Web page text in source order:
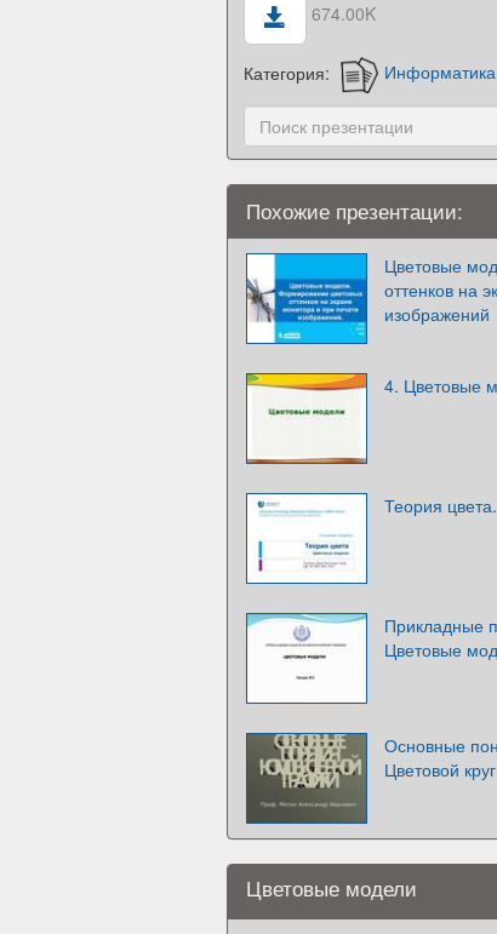
674.00K
Категория: Информатика
Похожие презентации:
Цветовые
оттенков на
изображений
4. Цветовые
Теория
Прикладные
Цветовые
Основные
Цветовой
Цветовые модели